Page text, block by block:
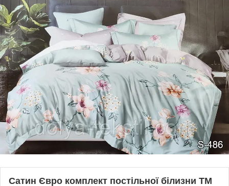
Сатин Євро комплект постільної білизни ТМ